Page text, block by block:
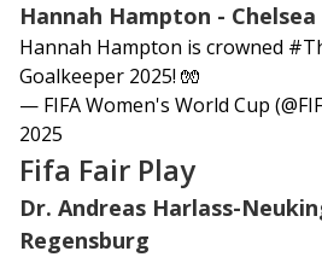
Hannah Hampton - Chelsea
Hannah Hampton is crowned
Goalkeeper 2025! 🧤
— FIFA Women's World Cup
2025
Fifa Fair Play
Dr. Andreas Harlass-
Regensburg